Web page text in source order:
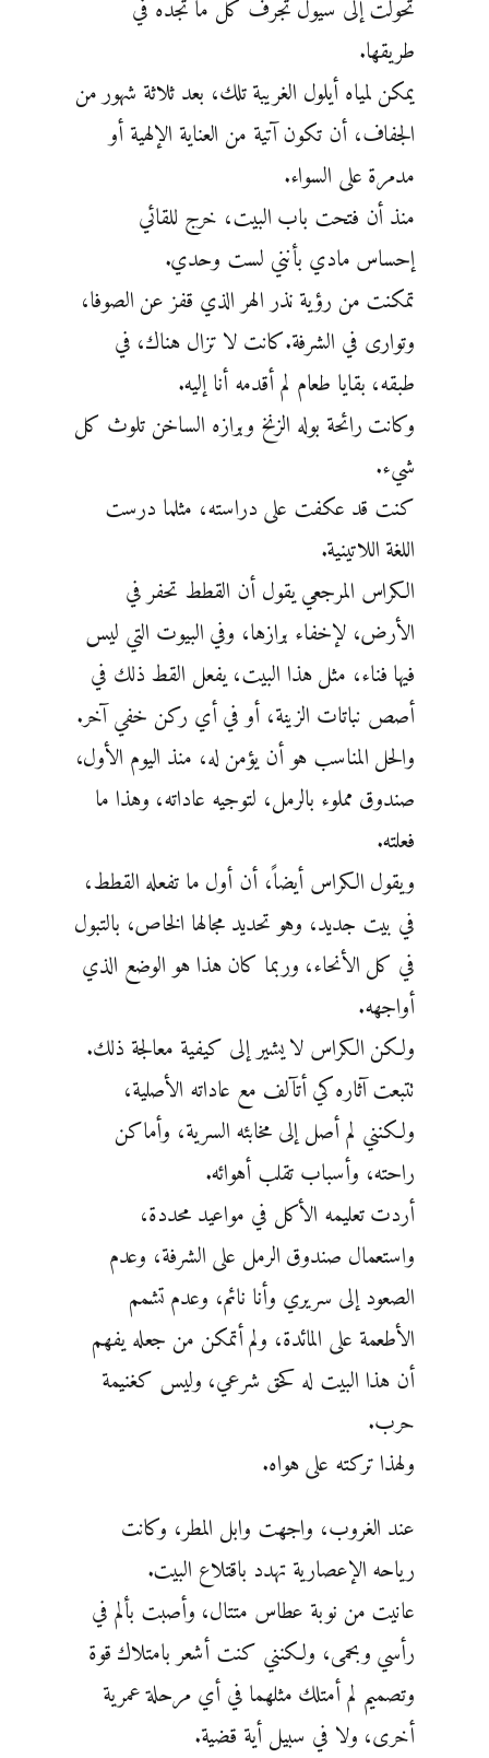
تحولت إلى ‏سيول تجرف كل ما تجده في
طريقها.
يمكن لمياه أيلول الغريبة تلك، بعد ثلاثة شهور من
الجفاف، أن تكون آتية من ‏العناية الإلهية أو
مدمرة على السواء.
منذ أن فتحت باب البيت، خرج للقائي
إحساس مادي بأنني لست ‏وحدي.
تمكنت من رؤية نذر الهر الذي قفز عن الصوفا،
وتوارى في الشرفة.كانت لا تزال هناك، في
طبقه، بقايا ‏طعام لم أقدمه أنا إليه.
وكانت رائحة بوله الزنخ وبرازه الساخن تلوث كل
شيء.
كنت قد عكفت على ‏دراسته، مثلما درست
اللغة اللاتينية.
الكراس المرجعي يقول أن القطط تحفر في
الأرض، لإخفاء برازها، وفي ‏البيوت التي ليس
فيها فناء، مثل هذا البيت، يفعل القط ذلك في
أصص نباتات الزينة، أو في أي ركن خفي ‏آخر.
والحل المناسب هو أن يؤمن له، منذ اليوم الأول،
صندوق مملوء بالرمل، لتوجيه عاداته، وهذا ما
فعلته.
ويقول ‏الكراس أيضاً، أن أول ما تفعله القطط،
في بيت جديد، وهو تحديد مجالها الخاص، بالتبول
في كل الأنحاء، وربما كان ‏هذا هو الوضع الذي
أواجهه.
ولكن الكراس لا يشير إلى كيفية معالجة ذلك.
تتبعت آثاره كي أتآلف مع عاداته ‏الأصلية،
ولكنني لم أصل إلى مخابئه السرية، وأماكن
راحته، وأسباب تقلب أهوائه.
أردت تعليمه الأكل في مواعيد ‏محددة،
واستعمال صندوق الرمل على الشرفة، وعدم
الصعود إلى سريري وأنا نائم، وعدم تشمم
الأطعمة على ‏المائدة، ولم أتمكن من جعله يفهم
أن هذا البيت له كحق شرعي، وليس كغنيمة
حرب.
ولهذا تركته على هواه.
عند ‏الغروب، واجهت وابل المطر، وكانت
رياحه الإعصارية تهدد باقتلاع البيت.
عانيت من نوبة عطاس ‏متتال، وأصبت بألم في
رأسي وبحمى، ولكنني كنت أشعر بامتلاك قوة
وتصميم لم أمتلك مثلهما في أي مرحلة ‏عمرية
أخرى، ولا في سبيل أية قضية.